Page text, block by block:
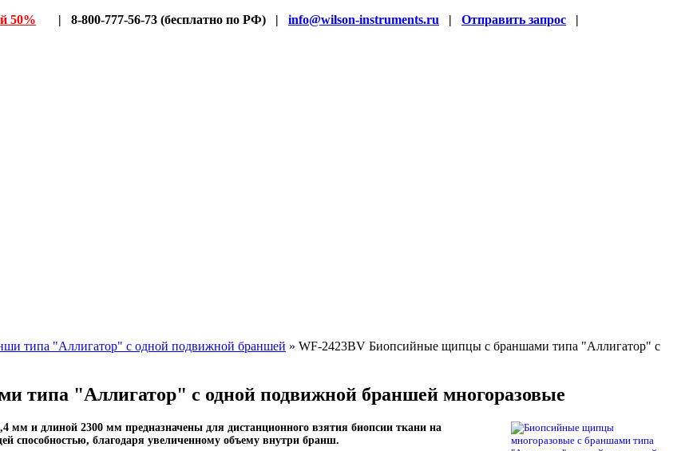
50% | 8-800-777-56-73 (бесплатно по РФ) | info@wilson-instruments.ru | Отправить запрос |
типа "Аллигатор" с одной подвижной браншей » WF-2423BV Биопсийные щипцы с браншами типа "Аллигатор" с
типа "Аллигатор" с одной подвижной браншей многоразовые
мм и длиной 2300 мм предназначены для дистанционного взятия биопсии ткани на
благодаря увеличенному объему внутри бранш.